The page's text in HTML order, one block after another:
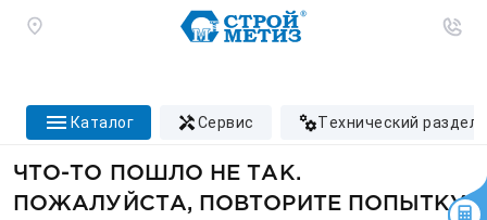
каталог сервис технический раздел
ЧТО-ТО ПОШЛО НЕ ТАК.
ПОЖАЛУЙСТА, ПОВТОРИТЕ ПОПЫТКУ